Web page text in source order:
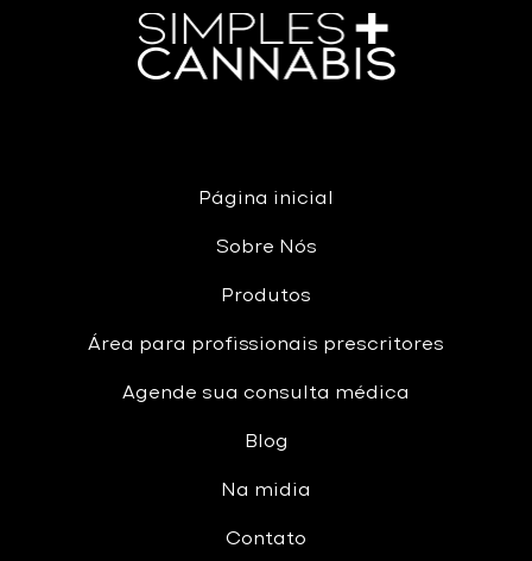
Página inicial
Sobre Nós
Produtos
Área para profissionais prescritores
Agende sua consulta médica
Blog
Na midia
Contato